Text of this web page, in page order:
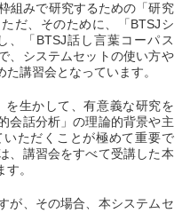
組みで研究するための「研究
だ、そのために、「BTSJシ
、「BTSJ話し言葉コーパス
、システムセットの使い方や
講習会となっています。
を生かして、有意義な研究を
会話分析」の理論的背景や主
ただくことが極めて重要で
、講習会をすべて受講した本
。
が、その場合、本システムセ